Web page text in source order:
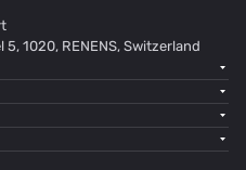
5, 1020, RENENS, Switzerland